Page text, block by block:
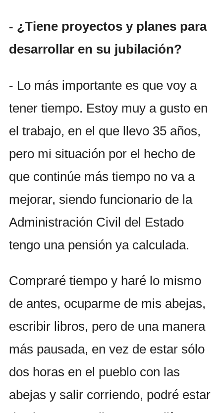
- ¿Tiene proyectos y planes para
desarrollar en su jubilación?
- Lo más importante es que voy a
tener tiempo. Estoy muy a gusto en
el trabajo, en el que llevo 35 años,
pero mi situación por el hecho de
que continúe más tiempo no va a
mejorar, siendo funcionario de la
Administración Civil del Estado
tengo una pensión ya calculada.
Compraré tiempo y haré lo mismo
de antes, ocuparme de mis abejas,
escribir libros, pero de una manera
más pausada, en vez de estar sólo
dos horas en el pueblo con las
abejas y salir corriendo, podré estar